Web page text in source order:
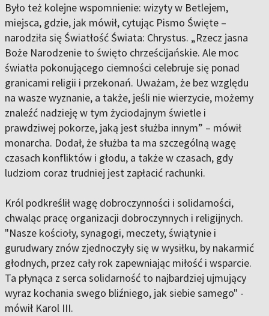
Było też kolejne wspomnienie: wizyty w Betlejem,
miejsca, gdzie, jak mówił, cytując Pismo Święte –
narodziła się Światłość Świata: Chrystus. „Rzecz jasna
Boże Narodzenie to święto chrześcijańskie. Ale moc
światła pokonującego ciemności celebruje się ponad
granicami religii i przekonań. Uważam, że bez względu
na wasze wyznanie, a także, jeśli nie wierzycie, możemy
znaleźć nadzieję w tym życiodajnym świetle i
prawdziwej pokorze, jaką jest służba innym” – mówił
monarcha. Dodał, że służba ta ma szczególną wagę
czasach konfliktów i głodu, a także w czasach, gdy
ludziom coraz trudniej jest zapłacić rachunki.
Król podkreślił wagę dobroczynności i solidarności,
chwaląc pracę organizacji dobroczynnych i religijnych.
"Nasze kościoły, synagogi, meczety, świątynie i
gurudwary znów zjednoczyły się w wysiłku, by nakarmić
głodnych, przez cały rok zapewniając miłość i wsparcie.
Ta płynąca z serca solidarność to najbardziej ujmujący
wyraz kochania swego bliźniego, jak siebie samego" -
mówił Karol III.